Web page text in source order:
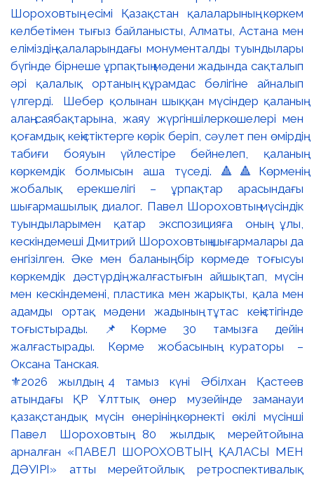
⚜️2026 жылдың 4 тамыз күні Әбілхан Қастеев
атындағы ҚР Ұлттық өнер музейінде заманауи
қазақстандық мүсін өнерінің көрнекті өкілі мүсінші
Павел Шороховтың 80 жылдық мерейтойына
арналған «ПАВЕЛ ШОРОХОВТЫҢ ҚАЛАСЫ МЕН
ДӘУІРІ» атты мерейтойлық ретроспективалық